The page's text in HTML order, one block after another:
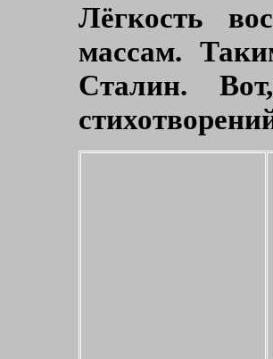
Лёгкость
массам.
Сталин.